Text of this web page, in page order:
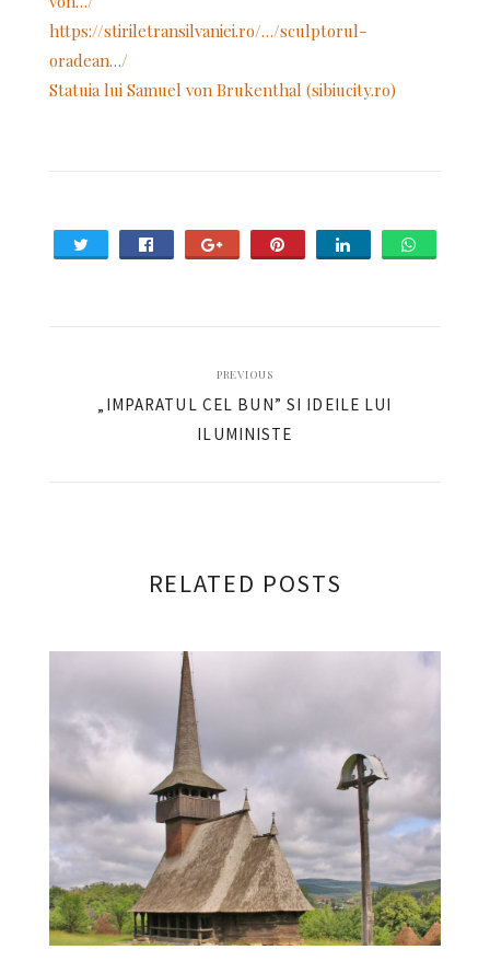
https://stiriletransilvaniei.ro/…/sculptorul-
oradean…/
Statuia lui Samuel von Brukenthal (sibiucity.ro)
PREVIOUS
„IMPARATUL CEL BUN” SI IDEILE LUI
ILUMINISTE
RELATED POSTS